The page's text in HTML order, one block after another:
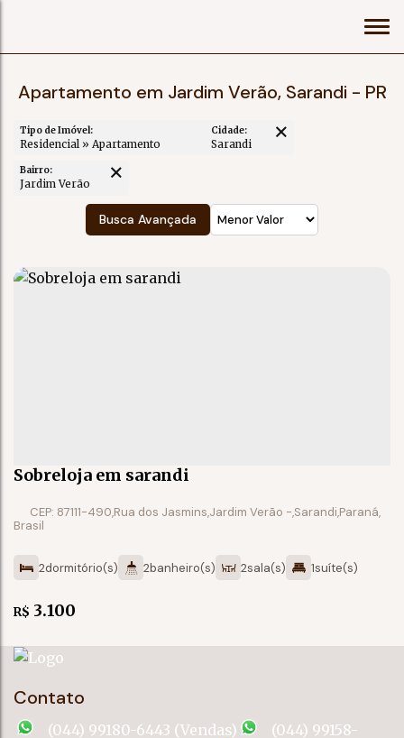
Apartamento em Jardim Verão, Sarandi - PR
Tipo de Imóvel: Cidade:
Bairro:
Jardim Verão
Busca Avançada
Sobreloja em sarandi
R$ 3.100
CEP: 87111-490,Rua dos Jasmins,Jardim Verão ,Sarandi,Paraná,
Brasil
2dormitório(s) 2banheiro(s) 2sala(s) 1suíte(s)
Contato
(044) 99180-6443 (Vendas)
(044) 99158-